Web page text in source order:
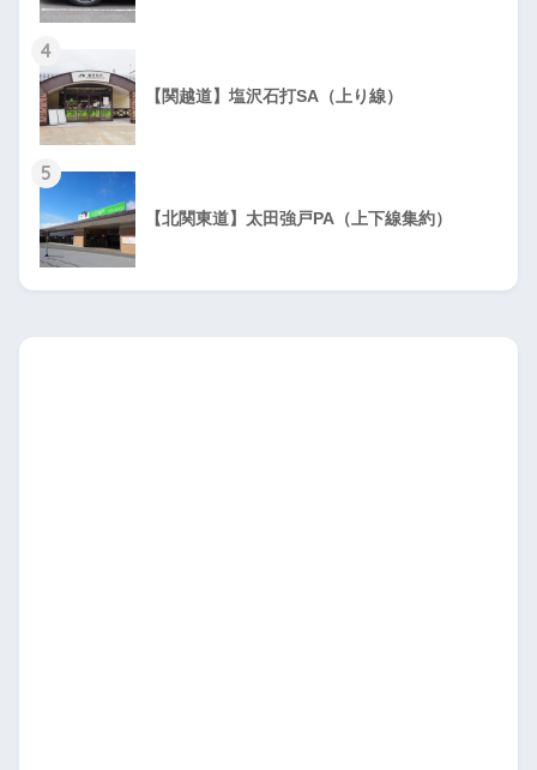
4
【関越道】塩沢石打SA（上り線）
5
【北関東道】太田強戸PA（上下線集約）